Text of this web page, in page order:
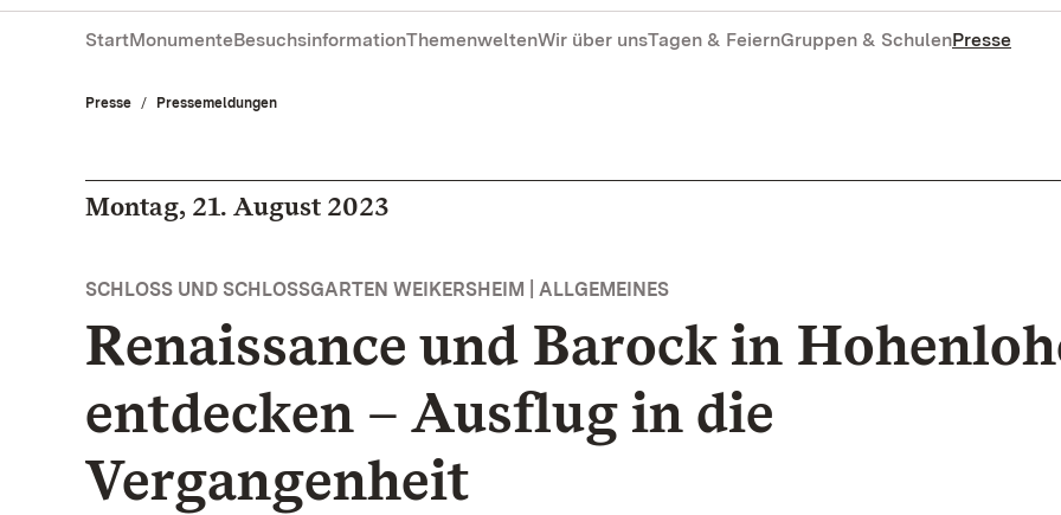
StartMonumenteBesuchsinformationThemenweltenWir über unsTagen & FeiernGruppen & SchulenPresse
Presse Pressemeldungen
Montag, 21. August 2023
SCHLOSS UND SCHLOSSGARTEN WEIKERSHEIM | ALLGEMEINES
Renaissance und Barock in
entdecken – Ausflug in die
Vergangenheit